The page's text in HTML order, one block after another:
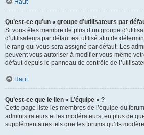
Haut
Qu’est-ce qu’un « groupe d’utilisateurs par
Si vous êtes membre de plus d’un groupe
d’utilisateurs par défaut est utilisé afin de
le rang qui vous sera assigné par défaut. Les
peuvent vous autoriser à modifier vous-même
défaut depuis le panneau de contrôle de
Haut
Qu’est-ce que le lien « L’équipe » ?
Cette page liste les membres de l’équipe du
administrateurs et les modérateurs, en plus de
supplémentaires tels que les forums qu’ils